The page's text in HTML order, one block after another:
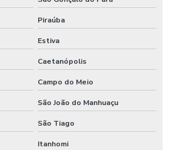
Piraúba
Estiva
Caetanópolis
Campo do Meio
São João do Manhuaçu
São Tiago
Itanhomi